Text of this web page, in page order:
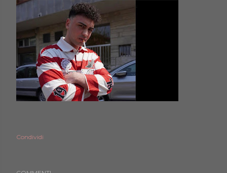
Condividi